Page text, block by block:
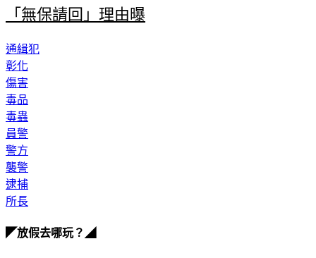
「無保請回」理由曝
通緝犯
彰化
傷害
毒品
毒蟲
員警
警方
襲警
逮捕
所長
◤放假去哪玩？◢